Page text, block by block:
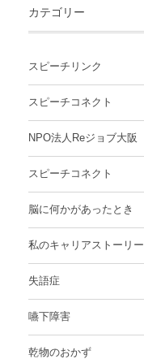
カテゴリー
スピーチリンク
スピーチコネクト
NPO法人Reジョブ大阪
スピーチコネクト
脳に何かがあったとき
私のキャリアストーリー
失語症
嚥下障害
乾物のおかず